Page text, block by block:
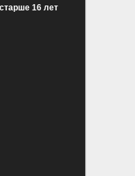
16 лет